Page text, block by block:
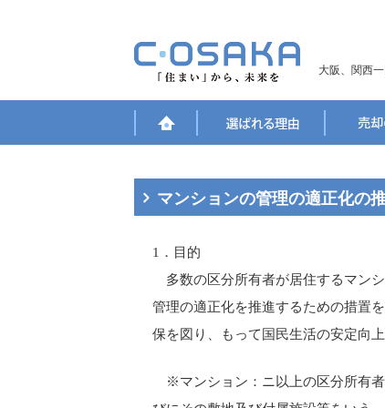
大阪、関西
マンションの管理の適正化の
1．目的
多数の区分所有者が居住するマン
管理の適正化を推進するための措置
保を図り、もって国民生活の安定向
※マンション：ニ以上の区分所有者